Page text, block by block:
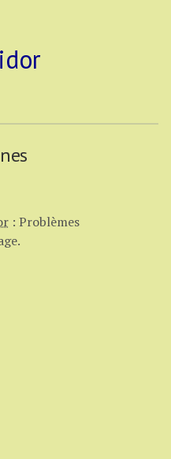
: Problèmes